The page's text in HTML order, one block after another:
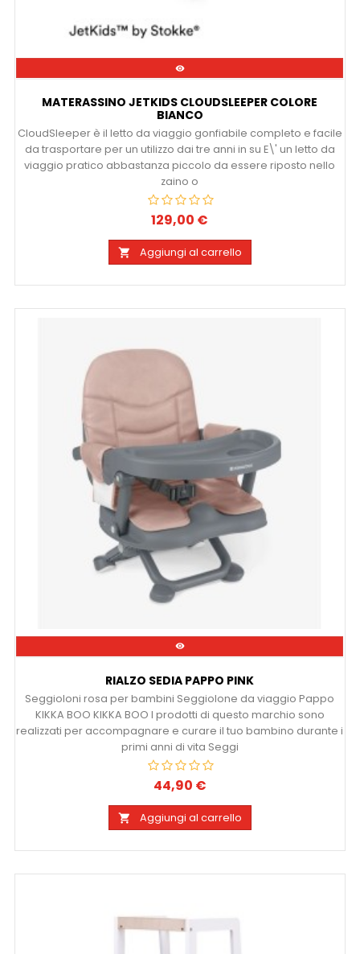

MATERASSINO JETKIDS CLOUDSLEEPER COLORE
BIANCO
CloudSleeper è il letto da viaggio gonfiabile completo e facile
da trasportare per un utilizzo dai tre anni in su E\' un letto da
viaggio pratico abbastanza piccolo da essere riposto nello
zaino o
Prezzo
129,00 €
 Aggiungi al carrello

RIALZO SEDIA PAPPO PINK
Seggioloni rosa per bambini Seggiolone da viaggio Pappo
KIKKA BOO KIKKA BOO I prodotti di questo marchio sono
realizzati per accompagnare e curare il tuo bambino durante i
primi anni di vita Seggi
Prezzo
44,90 €
 Aggiungi al carrello